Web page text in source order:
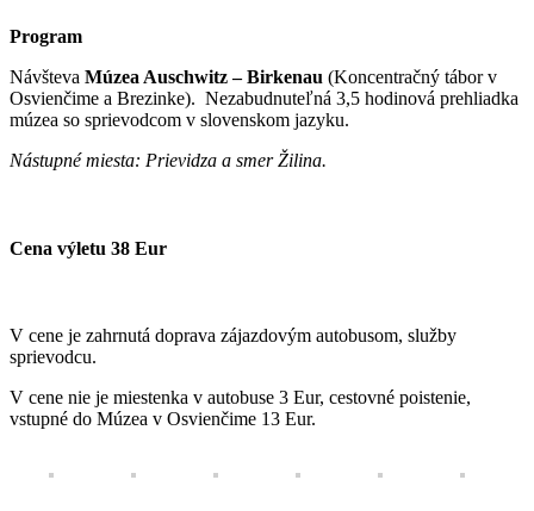
Program
Návšteva Múzea Auschwitz – Birkenau (Koncentračný tábor v
Osvienčime a Brezinke). Nezabudnuteľná 3,5 hodinová prehliadka
múzea so sprievodcom v slovenskom jazyku.
Nástupné miesta: Prievidza a smer Žilina.
Cena výletu 38 Eur
V cene je zahrnutá doprava zájazdovým autobusom, služby
sprievodcu.
V cene nie je miestenka v autobuse 3 Eur, cestovné poistenie,
vstupné do Múzea v Osvienčime 13 Eur.